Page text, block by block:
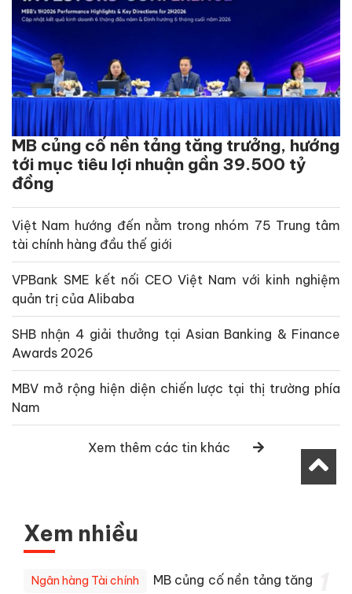
MB củng cố nền tảng tăng trưởng, hướng
tới mục tiêu lợi nhuận gần 39.500 tỷ
đồng
Việt Nam hướng đến nằm trong nhóm 75 Trung tâm
tài chính hàng đầu thế giới
VPBank SME kết nối CEO Việt Nam với kinh nghiệm
quản trị của Alibaba
SHB nhận 4 giải thưởng tại Asian Banking & Finance
Awards 2026
MBV mở rộng hiện diện chiến lược tại thị trường phía
Nam
Xem thêm các tin khác
Xem nhiều
Ngân hàng Tài chính
MB củng cố nền tảng tăng